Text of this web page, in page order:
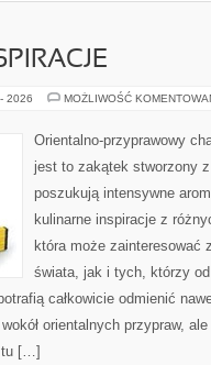
2026 MOŻLIWOŚĆ
Orientalno-przyprawowy
jest to zakątek stworzony
poszukują intensywne
kulinarne inspiracje z
która może zainteresować
świata, jak i tych, którzy
całkowicie odmienić
orientalnych przypraw,
tu […]